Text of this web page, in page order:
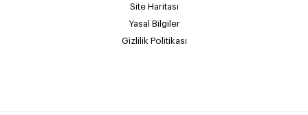
Site Haritası
Yasal Bilgiler
Gizlilik Politikası